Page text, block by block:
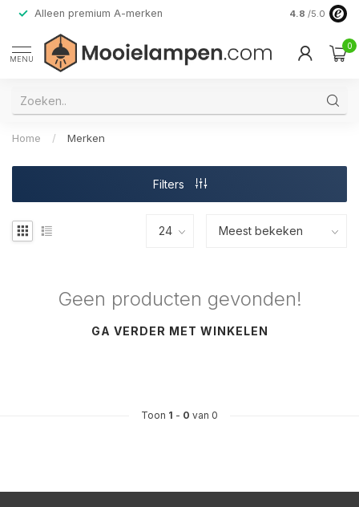
Alleen premium A-merken 4.8 /5.0
MENU
0
Home / Merken
Filters
Geen producten gevonden!
GA VERDER MET WINKELEN
Toon 1 - 0 van 0